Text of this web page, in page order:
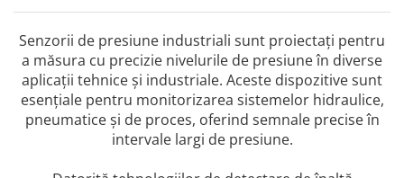
Anemometre
Sonometre
Stații de monitorizare meteo
Alte echipamente de măsurare
Mașini și utilaje industriale
Analizoare achiziții de date
Condiționere
Anemometre
Sonometre
Stații de monitorizare meteo
Alte echipamente de măsurare
Echipamente pentru operații de
sudură
Boghiuri de cale ferată
Alte utilaje feroviare
Echipament testare sisteme de
franare vehicule feroviare
Traductoare ICP de viteză de
Senzori de vibrații cu fir
Senzori piezoelectrici
Senzori AGS
Microfoane de măsurare
Senzori de deplasare
Senzori seismici
Gill Instruments
ZAGRO
Emanuel
Senzorii de presiune industriali sunt proiectați pentru
a măsura cu precizie nivelurile de presiune în diverse
aplicații tehnice și industriale. Aceste dispozitive sunt
esențiale pentru monitorizarea sistemelor hidraulice,
pneumatice și de proces, oferind semnale precise în
intervale largi de presiune.